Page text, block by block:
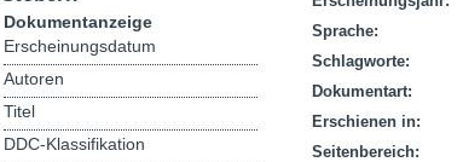
Sprache:
Schlagworte:
Dokumentart:
Erschienen in:
Seitenbereich:
Dokumentanzeige
Erscheinungsdatum
Autoren
Titel
DDC-Klassifikation